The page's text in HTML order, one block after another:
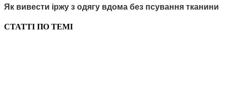
Як вивести іржу з одягу вдома без псування тканини
СТАТТІ ПО ТЕМІ